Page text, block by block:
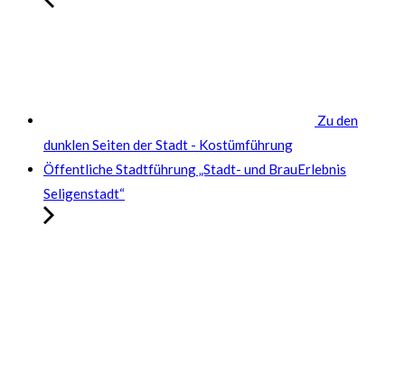
Zu den
dunklen Seiten der Stadt - Kostümführung
Öffentliche Stadtführung „Stadt- und BrauErlebnis
Seligenstadt“